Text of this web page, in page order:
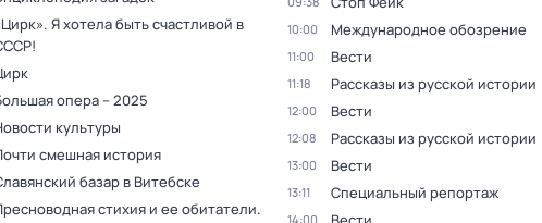
Я хотела быть счастливой в
опера – 2025
культуры
смешная история
базар в Витебске
стихия и ее обитатели.
10:00 Международное обозрение
11:00 Вести
11:18 Рассказы из русской истории
12:00 Вести
12:08 Рассказы из русской истории
13:00 Вести
13:11 Специальный репортаж
14:00